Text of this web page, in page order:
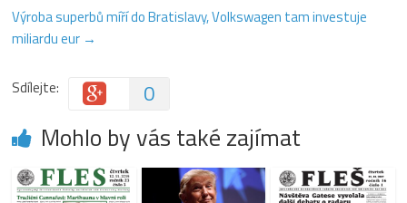
Výroba superbů míří do Bratislavy, Volkswagen tam investuje
miliardu eur →
Sdílejte: 0
Mohlo by vás také zajímat